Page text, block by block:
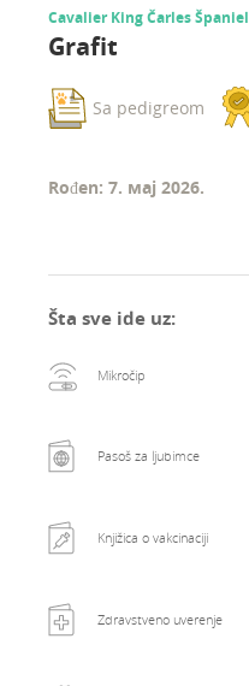
Cavalier King Čarles Španiel
Grafit
Sa pedigreom
Rođen: 7. мај 2026.
Šta sve ide uz:
Mikročip
Pasoš za ljubimce
Knjižica o vakcinaciji
Zdravstveno uverenje